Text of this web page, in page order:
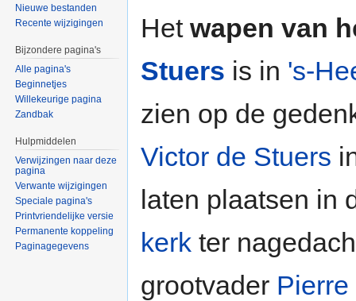
Het wapen van
Stuers is in 's-
zien op de
Victor de Stuers
laten plaatsen in
kerk ter
grootvader
Nieuwe bestanden
Recente wijzigingen
Bijzondere pagina's
Alle pagina's
Beginnetjes
Willekeurige pagina
Zandbak
Hulpmiddelen
Verwijzingen naar deze
pagina
Verwante wijzigingen
Speciale pagina's
Printvriendelijke versie
Permanente koppeling
Paginagegevens